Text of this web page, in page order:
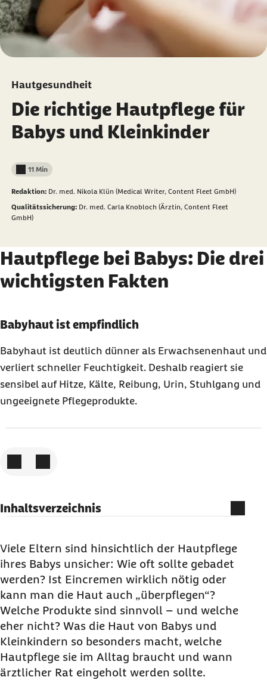
Hautgesundheit
Die richtige Hautpflege für
Babys und Kleinkinder
Lesedauer weniger als
11 Min
Redaktion: Dr. med. Nikola Klün (Medical Writer, Content Fleet GmbH)
Qualitätssicherung: Dr. med. Carla Knobloch (Ärztin, Content Fleet
GmbH)
Hautpflege bei Babys: Die drei
wichtigsten Fakten
Karussell mit 3 Elementen
Element 1 von 3
Babyhaut ist empfindlich
Babyhaut ist deutlich dünner als Erwachsenenhaut und
verliert schneller Feuchtigkeit. Deshalb reagiert sie
sensibel auf Hitze, Kälte, Reibung, Urin, Stuhlgang und
ungeeignete Pflegeprodukte.
Inhaltsverzeichnis
besonders empfindlich ist
Gesunde Haut bei Kindern: Wie sie im Alltag
schonend gepflegt wird
Pflegeprodukte für Babys: Welche Inhaltsstoffe
problematisch sein können
Hautpflege von Babys: Was rund ums Jahr
wichtig ist
Pflege bei Babys mit Hautproblemen: Wann
Viele Eltern sind hinsichtlich der Hautpflege
ihres Babys unsicher: Wie oft sollte gebadet
werden? Ist Eincremen wirklich nötig oder
kann man die Haut auch „überpflegen“?
Welche Produkte sind sinnvoll – und welche
eher nicht? Was die Haut von Babys und
Kleinkindern so besonders macht, welche
Hautpflege sie im Alltag braucht und wann
ärztlicher Rat eingeholt werden sollte.